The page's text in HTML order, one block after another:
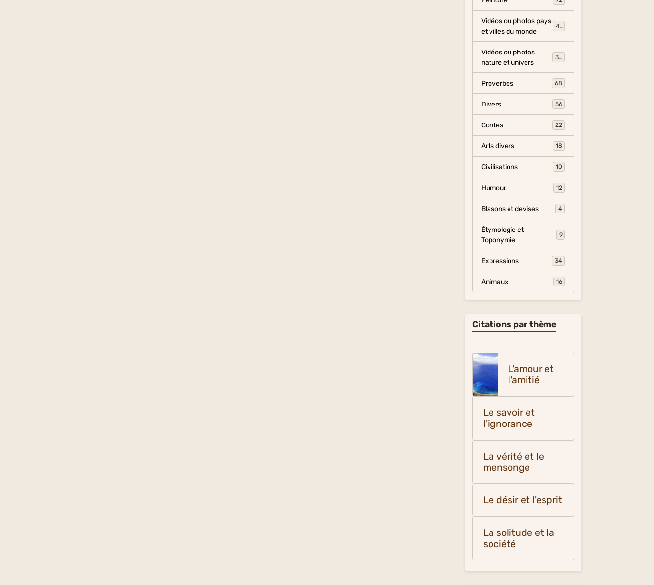
Vidéos ou photos pays
et villes du monde
454
Vidéos ou photos
nature et univers
325
Proverbes 68
Divers 56
Contes 22
Arts divers 18
Civilisations 10
Humour 12
Blasons et devises 4
Étymologie et
Toponymie
9
Expressions 34
Animaux 16
Citations par thème
L'amour et
l'amitié
Le savoir et
l'ignorance
La vérité et le
mensonge
Le désir et l'esprit
La solitude et la
société